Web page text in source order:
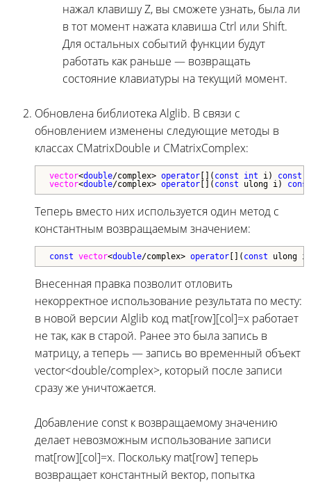
нажал клавишу Z, вы сможете узнать, была ли
в тот момент нажата клавиша Ctrl или Shift.
Для остальных событий функции будут
работать как раньше — возвращать
состояние клавиатуры на текущий момент.
Обновлена библиотека Alglib. В связи с
обновлением изменены следующие методы в
классах CMatrixDouble и CMatrixComplex:
vector<double/complex> operator []( const int i) const
vector<double/complex> operator []( const ulong i) const
Теперь вместо них используется один метод с
константным возвращаемым значением:
const vector<double/complex> operator []( const ulong
Внесенная правка позволит отловить
некорректное использование результата по месту:
в новой версии Alglib код mat[row][col]=x работает
не так, как в старой. Ранее это была запись в
матрицу, а теперь — запись во временный объект
vector<double/complex>, который после записи
сразу же уничтожается.
Добавление const к возвращаемому значению
делает невозможным использование записи
mat[row][col]=x. Поскольку mat[row] теперь
возвращает константный вектор, попытка